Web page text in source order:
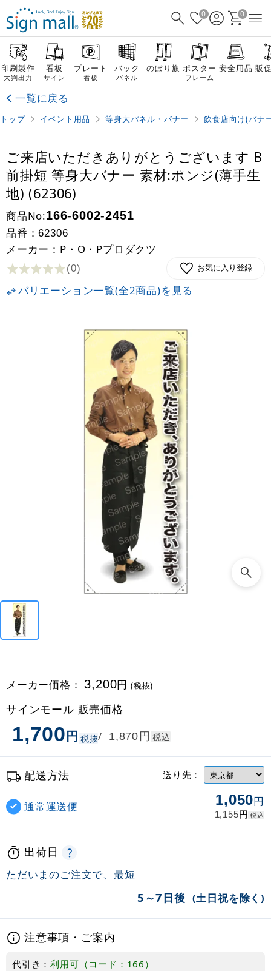
0 0
印刷製作
大判出力
看板
サイン
プレート
看板
バック
パネル
のぼり旗 ポスター
フレーム
安全用品 販
一覧に戻る
トップ イベント用品 等身大パネル・バナー 飲食店向け(バナ
ご来店いただきありがとうございます B
前掛短 等身大バナー 素材:ポンジ(薄手生
地) (62306)
商品No:166-6002-2451
品番：62306
メーカー：P・O・Pプロダクツ
(0) お気に入り登録
バリエーション一覧(全2商品)を見る
メーカー価格：3,200円(税抜)
サインモール 販売価格
1,700円 税抜/ 1,870円 税込
配送方法 送り先：
通常運送便 1,050円
1,155円 税込
出荷日
ただいまのご注文で、最短
5～7日後 (土日祝を除く)
注意事項・ご案内
代引き：利用可（コード：166）